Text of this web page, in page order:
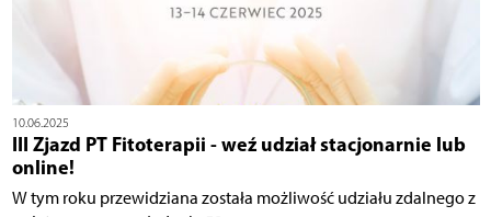
10.06.2025
III Zjazd PT Fitoterapii - weź udział stacjonarnie lub
online!
W tym roku przewidziana została możliwość udziału zdalnego z